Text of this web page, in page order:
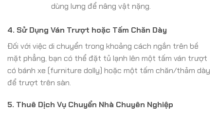
dùng lưng để nâng vật nặng.
4. Sử Dụng Ván Trượt hoặc Tấm Chăn Dày
Đối với việc di chuyển trong khoảng cách ngắn trên bề
mặt phẳng, bạn có thể đặt tủ lạnh lên một tấm ván trượt
có bánh xe (furniture dolly) hoặc một tấm chăn/thảm dày
để trượt trên sàn.
5. Thuê Dịch Vụ Chuyển Nhà Chuyên Nghiệp